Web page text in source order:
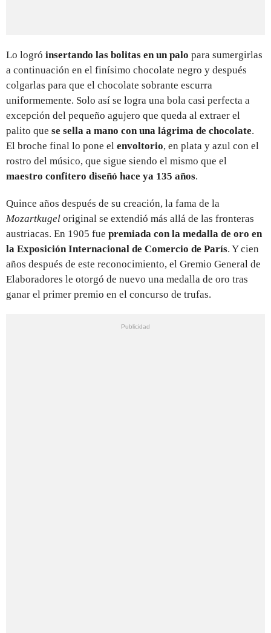
Lo logró insertando las bolitas en un palo para sumergirlas
a continuación en el finísimo chocolate negro y después
colgarlas para que el chocolate sobrante escurra
uniformemente. Solo así se logra una bola casi perfecta a
excepción del pequeño agujero que queda al extraer el
palito que se sella a mano con una lágrima de chocolate.
El broche final lo pone el envoltorio, en plata y azul con el
rostro del músico, que sigue siendo el mismo que el
maestro confitero diseñó hace ya 135 años.
Quince años después de su creación, la fama de la
Mozartkugel original se extendió más allá de las fronteras
austriacas. En 1905 fue premiada con la medalla de oro en
la Exposición Internacional de Comercio de París. Y cien
años después de este reconocimiento, el Gremio General de
Elaboradores le otorgó de nuevo una medalla de oro tras
ganar el primer premio en el concurso de trufas.